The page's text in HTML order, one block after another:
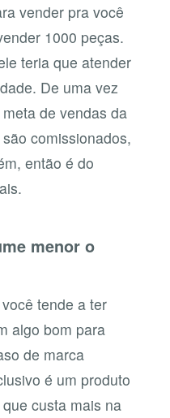
vender pra você
1000 peças.
teria que atender
De uma vez
de vendas da
comissionados,
então é do
menor o
tende a ter
algo bom para
de marca
é um produto
custa mais na